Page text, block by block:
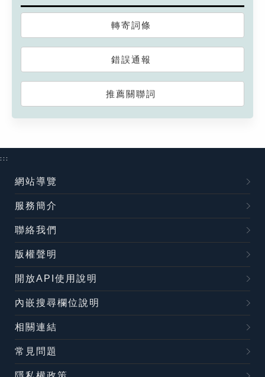
轉寄詞條
錯誤通報
推薦關聯詞
:::
網站導覽
服務簡介
聯絡我們
版權聲明
開放API使用說明
內嵌搜尋欄位說明
相關連結
常見問題